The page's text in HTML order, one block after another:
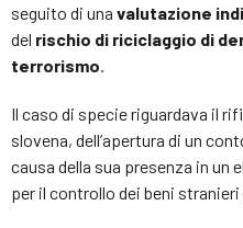
seguito di una valutazione
del rischio di riciclaggio di
terrorismo.
Il caso di specie riguardava il
slovena, dell’apertura di un
causa della sua presenza in un
per il controllo dei beni stranieri